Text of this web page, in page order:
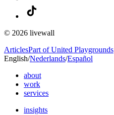
© 2026 livewall
ArticlesPart of United Playgrounds
English/Nederlands/Español
about
work
services
insights